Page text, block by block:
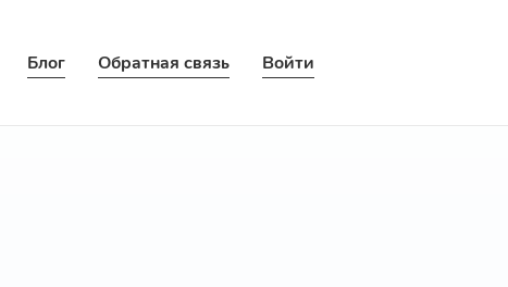
Блог Обратная связь Войти